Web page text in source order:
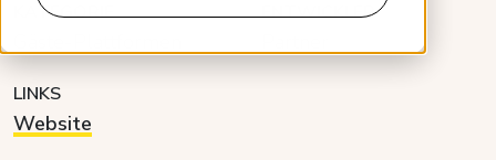
KATEGORIE ENTWICKLER
LINKS
Website